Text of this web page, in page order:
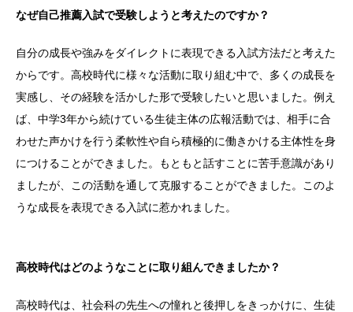
なぜ自己推薦入試で受験しようと考えたのですか？
自分の成長や強みをダイレクトに表現できる入試方法だと考えた
からです。高校時代に様々な活動に取り組む中で、多くの成長を
実感し、その経験を活かした形で受験したいと思いました。例え
ば、中学3年から続けている生徒主体の広報活動では、相手に合
わせた声かけを行う柔軟性や自ら積極的に働きかける主体性を身
につけることができました。もともと話すことに苦手意識があり
ましたが、この活動を通して克服することができました。このよ
うな成長を表現できる入試に惹かれました。
高校時代はどのようなことに取り組んできましたか？
高校時代は、社会科の先生への憧れと後押しをきっかけに、生徒